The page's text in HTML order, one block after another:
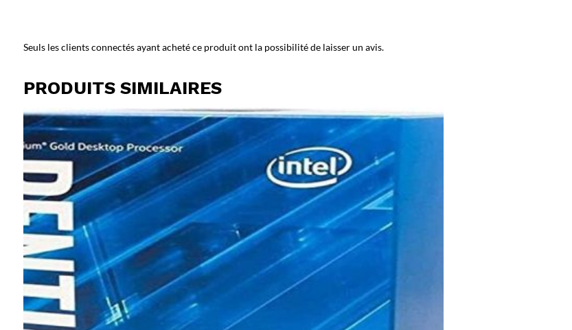
Seuls les clients connectés ayant acheté ce produit ont la possibilité de laisser un avis.
PRODUITS SIMILAIRES